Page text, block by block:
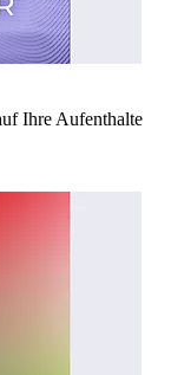
Ihre Aufenthalte